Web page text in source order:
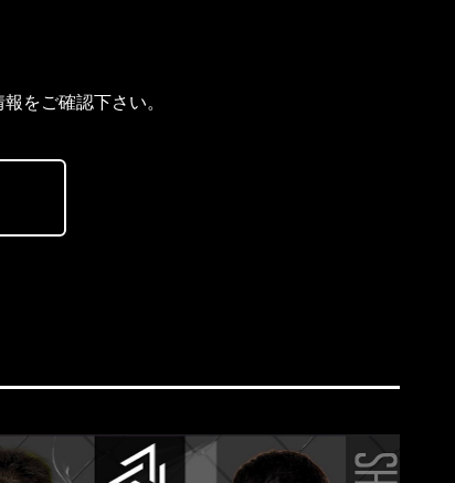
をご確認下さい。